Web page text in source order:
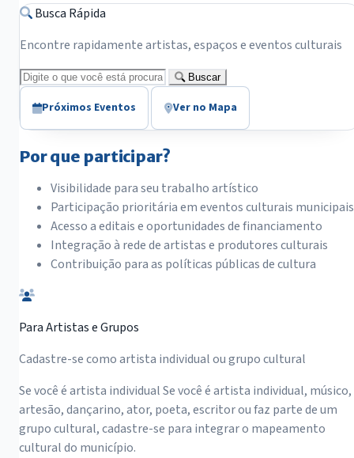
Busca Rápida
Encontre rapidamente artistas, espaços e eventos culturais
Buscar
Próximos Eventos Ver no Mapa
Por que participar?
Visibilidade para seu trabalho artístico
Participação prioritária em eventos culturais municipais
Acesso a editais e oportunidades de financiamento
Integração à rede de artistas e produtores culturais
Contribuição para as políticas públicas de cultura
Para Artistas e Grupos
Cadastre-se como artista individual ou grupo cultural
Se você é artista individual Se você é artista individual, músico,
artesão, dançarino, ator, poeta, escritor ou faz parte de um
grupo cultural, cadastre-se para integrar o mapeamento
cultural do município.